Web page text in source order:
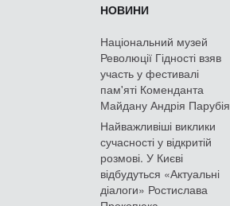
НОВИНИ
Національний музей
Революції Гідності взяв
участь у фестивалі
пам'яті Коменданта
Майдану Андрія Парубія
Найважливіші виклики
сучасності у відкритій
розмові. У Києві
відбудуться «Актуальні
діалоги» Ростислава